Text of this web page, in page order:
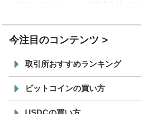
7/29
SBI VCトレード株式会社
今注目のコンテンツ
取引所おすすめランキング
ビットコインの買い方